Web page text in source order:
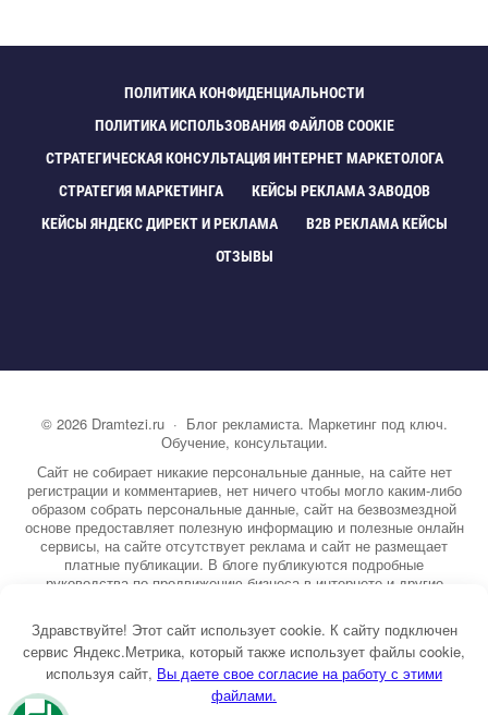
ПОЛИТИКА КОНФИДЕНЦИАЛЬНОСТИ
ПОЛИТИКА ИСПОЛЬЗОВАНИЯ ФАЙЛОВ COOKIE
СТРАТЕГИЧЕСКАЯ КОНСУЛЬТАЦИЯ ИНТЕРНЕТ МАРКЕТОЛОГА
СТРАТЕГИЯ МАРКЕТИНГА
КЕЙСЫ РЕКЛАМА ЗАВОДО
КЕЙСЫ ЯНДЕКС ДИРЕКТ И РЕКЛАМА
B2B РЕКЛАМА КЕЙСЫ
ОТЗЫВЫ
© 2026 Dramtezi.ru· Блог рекламиста. Маркетинг под ключ.
Обучение, консультации.
Сайт не собирает никакие персональные данные, на сайте нет
регистрации и комментариев, нет ничего чтобы могло каким-либо
образом собрать персональные данные, сайт на безвозмездной
основе предоставляет полезную информацию и полезные онлайн
сервисы, на сайте отсутствует реклама и сайт не размещает
платные публикации. В блоге публикуются подробные
руководства по продвижению бизнеса в интернете и другие
информацию о маркетинге, рекламе, копирайтинге и другие темы.
На сайте опубликовано более 3000 статей.
Тема от GoodwinPress.ru
Здравствуйте! Этот сайт использует cookie. К сайту подключен
сервис Яндекс.Метрика, который также использует файлы cookie,
используя сайт, ы даете свое согласие на работу с этими
файлами.